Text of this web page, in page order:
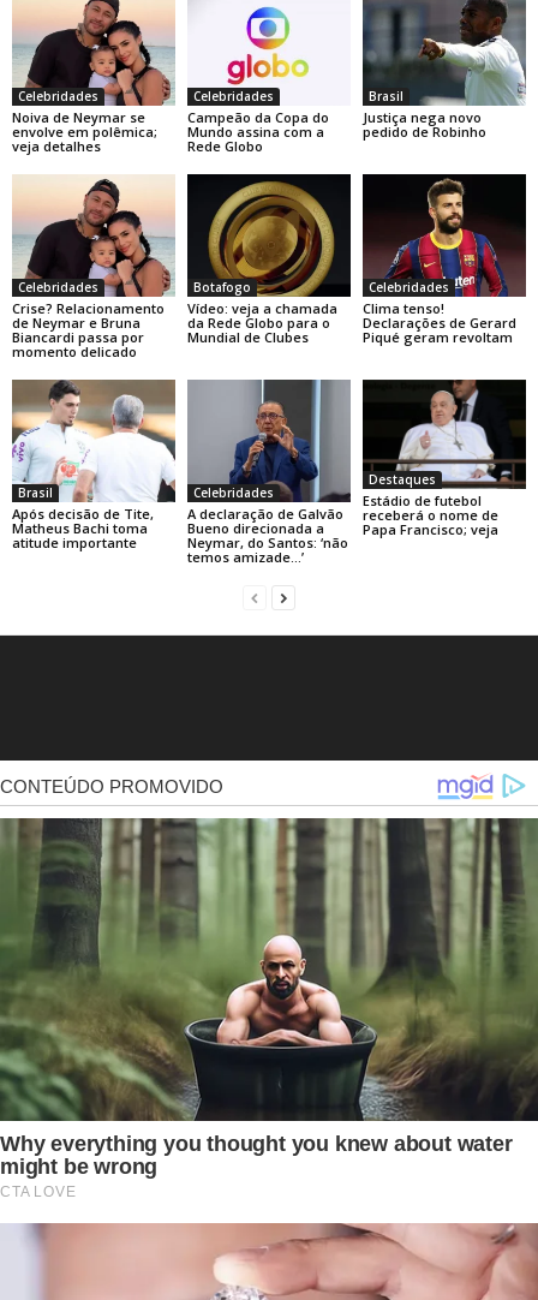
Celebridades
Noiva de Neymar se
envolve em polêmica;
veja detalhes
Celebridades
Campeão da Copa do
Mundo assina com a
Rede Globo
Brasil
Justiça nega novo
pedido de Robinho
Celebridades
Crise? Relacionamento
de Neymar e Bruna
Biancardi passa por
momento delicado
Botafogo
Vídeo: veja a chamada
da Rede Globo para o
Mundial de Clubes
Celebridades
Clima tenso!
Declarações de Gerard
Piqué geram revoltam
Brasil
Após decisão de Tite,
Matheus Bachi toma
atitude importante
Celebridades
A declaração de Galvão
Bueno direcionada a
Neymar, do Santos: ‘não
temos amizade…’
Destaques
Estádio de futebol
receberá o nome de
Papa Francisco; veja